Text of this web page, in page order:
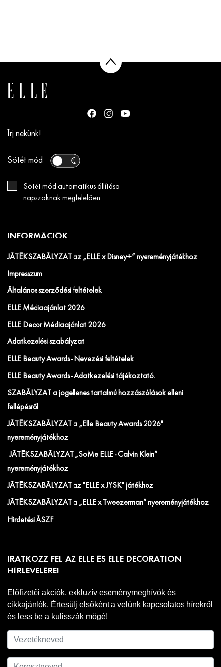
Írj nekünk!
Sötét mód
Sötét mód automatikus állítása
napszaknak megfelelően
INFORMÁCIÓK
JÁTÉKSZABÁLYZAT az „ELLE x Disney+” nyereményjátékhoz
Impresszum
Általános szerződési feltételek
ELLE Médiaajánlat 2026
ELLE Decor Médiaajánlat 2026
Adatkezelési szabályzat
ELLE Beauty Awards - Nevezési feltételek
ELLE Beauty Awards - Adatkezelési tájékoztató.
SZABÁLYZAT a jogellenes tartalmú hozzászólások elleni
fellépésről
JÁTÉKSZABÁLYZAT a „Elle Beauty Awards 2026"
nyereményjátékhoz
JÁTÉKSZABÁLYZAT „SoMe ELLE - Calvin Klein”
nyereményjátékhoz
JÁTÉKSZABÁLYZAT az "ELLE x JYSK" játékhoz
JÁTÉKSZABÁLYZAT a „ELLE x Tweezerman” nyereményjátékhoz
Hirdetési ÁSZF
IRATKOZZ FEL AZ ELLE ÉS ELLE DECORATION
HÍRLEVELÉRE!
Előfizetői akciók, exkluzív eseménymeghívók és
cikkajánlók. Értesülj elsőként a velünk kapcsolatos hírekről
és less be a kulisszák mögé!